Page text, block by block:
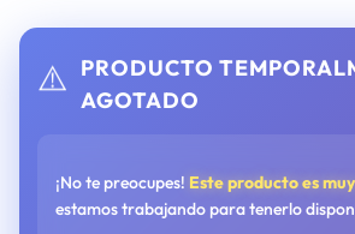
⚠️ PRODUCTO
AGOTADO
¡No te preocupes! Este producto es
estamos trabajando para tenerlo